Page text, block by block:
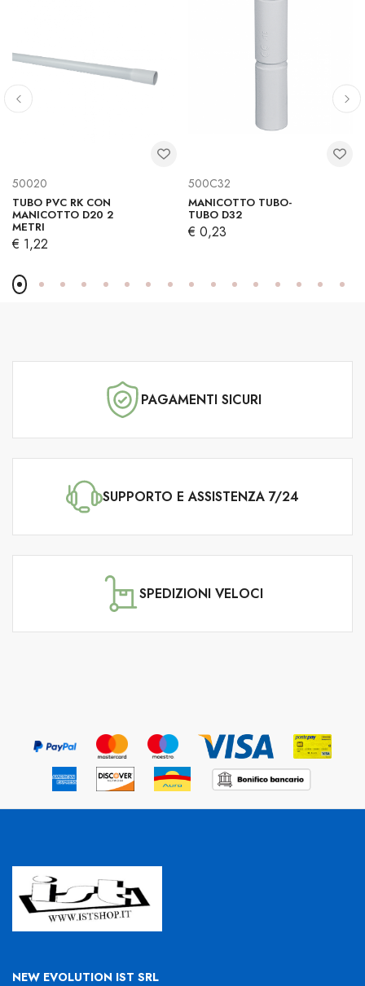
50020
TUBO PVC RK CON
MANICOTTO D20 2
METRI
€ 1,22
500C32
MANICOTTO TUBO-
TUBO D32
€ 0,23
PAGAMENTI SICURI
SUPPORTO E ASSISTENZA 7/24
SPEDIZIONI VELOCI
NEW EVOLUTION IST SRL